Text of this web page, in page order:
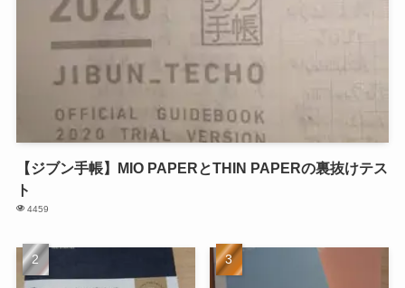
【ジブン手帳】MIO PAPERとTHIN PAPERの裏抜けテス
ト
4459